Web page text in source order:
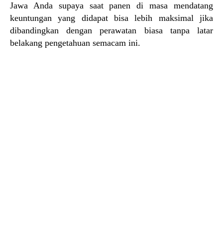
Jawa Anda supaya saat panen di masa mendatang
keuntungan yang didapat bisa lebih maksimal jika
dibandingkan dengan perawatan biasa tanpa latar
belakang pengetahuan semacam ini.